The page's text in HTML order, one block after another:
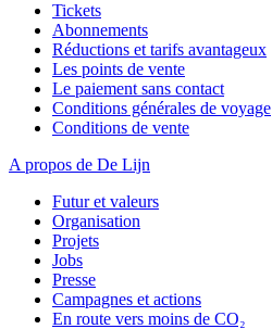
Tickets
Abonnements
Réductions et tarifs avantageux
Les points de vente
Le paiement sans contact
Conditions générales de voyage
Conditions de vente
A propos de De Lijn
Futur et valeurs
Organisation
Projets
Jobs
Presse
Campagnes et actions
En route vers moins de CO₂